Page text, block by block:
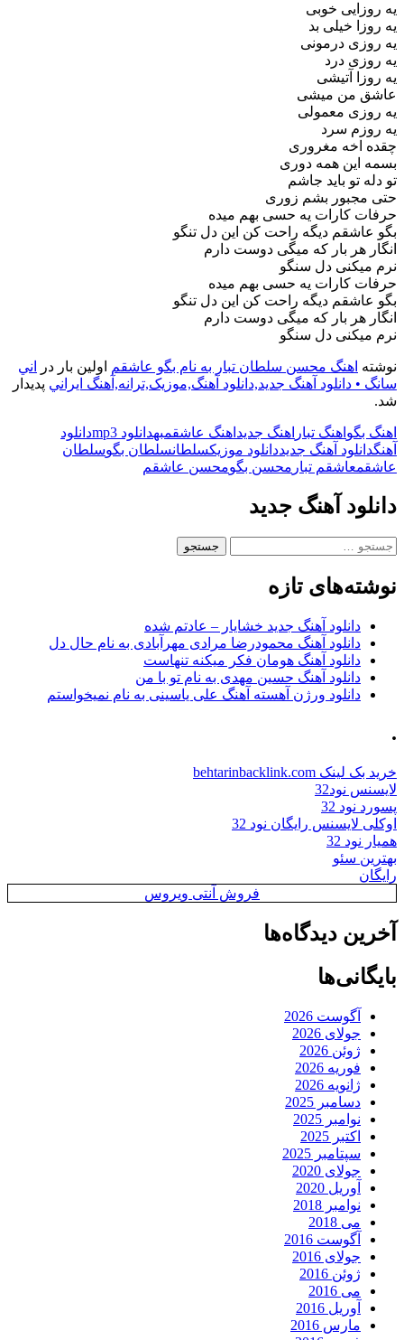
یه روزایی خوبی
یه روزا خیلی بد
یه روزی درمونی
یه روزی درد
یه روزا آتیشی
عاشق من میشی
یه روزی معمولی
یه روزم سرد
چقده اخه مغروری
بسمه این همه دوری
تو دله تو باید جاشم
حتی مجبور بشم زوری
حرفات کارات یه حسی بهم میده
بگو عاشقم دیگه راحت کن این دل تنگو
انگار هر بار که میگی دوست دارم
نرم میکنی دل سنگو
حرفات کارات یه حسی بهم میده
بگو عاشقم دیگه راحت کن این دل تنگو
انگار هر بار که میگی دوست دارم
نرم میکنی دل سنگو
نوشته اهنگ محسن سلطان تبار به نام بگو عاشقم اولین بار در
اني
سانگ • دانلود آهنگ جديد,دانلود آهنگ,موزيک,ترانه,آهنگ ايراني پدیدار
شد.
اهنگ بگو اهنگ تبار اهنگ جدید اهنگ عاشقمبهدانلود mp3
دانلود
آهنگدانلود آهنگ جدیددانلود موزیکسلطانسلطان بگوسلطان
عاشقمعاشقم تبار محسن بگومحسن عاشقم
دانلود آهنگ جدید
جستجو
نوشته‌های تازه
دانلود آهنگ جدید خشایار – عادتم شده
دانلود آهنگ محمودرضا مرادی مهرآبادی به نام حال دل
دانلود آهنگ هومان فکر میکنه تنهاست
دانلود آهنگ حسین مهدی به نام تو با من
دانلود ورژن آهسته آهنگ علی یاسینی به نام نمیخواستم
.
خرید بک لینک behtarinbacklink.com
لایسنس نود32
پسورد نود 32
اوکلی لایسنس رایگان نود 32
همیار نود 32
بهترین سئو
رایگان
فروش آنتی ویروس
آخرین دیدگاه‌ها
بایگانی‌ها
آگوست 2026
جولای 2026
ژوئن 2026
فوریه 2026
ژانویه 2026
دسامبر 2025
نوامبر 2025
اکتبر 2025
سپتامبر 2025
جولای 2020
آوریل 2020
نوامبر 2018
می 2018
آگوست 2016
جولای 2016
ژوئن 2016
می 2016
آوریل 2016
مارس 2016